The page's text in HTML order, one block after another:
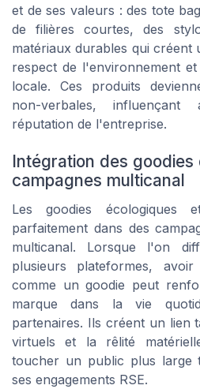
et de ses valeurs : des tote
de filières courtes, des
matériaux durables qui
respect de l'environnement
locale. Ces produits
non-verbales, influençant
réputation de l'entreprise.
Intégration des goodies
campagnes multicanal
Les goodies écologiques
parfaitement dans des
multicanal. Lorsque l'on
plusieurs plateformes,
comme un goodie peut
marque dans la vie
partenaires. Ils créent un lien
virtuels et la rêlité
toucher un public plus large
ses engagements RSE.